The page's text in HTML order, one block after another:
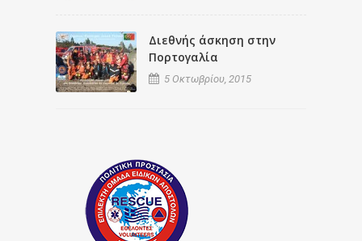
Διεθνής άσκηση στην
Πορτογαλία
5 Οκτωβρίου, 2015